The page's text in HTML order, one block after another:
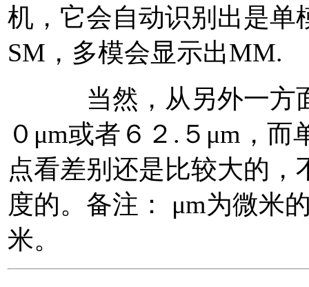
机，它会自动识别出是单
SM，多模会显示出MM.
当然，从另外一方面
０μm或者６２.５μm，而
点看差别还是比较大的
度的。备注： μm为微米
米。